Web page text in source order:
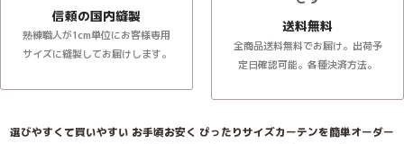
信頼の国内縫製
熟練職人が1cm単位にお客様専用
サイズに縫製してお届けします。
送料無料
全商品送料無料でお届け。出荷予
定日確認可能。各種決済方法。
選びやすくて買いやすい お手頃お安く ぴったりサイズカーテンを簡単オーダー